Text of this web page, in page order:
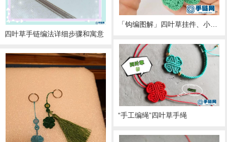
四叶草手链编法详细步骤和寓意
「钩编图解」四叶草挂件、小马和美人鱼尾剪刀套图解
“手工编绳”四叶草手绳